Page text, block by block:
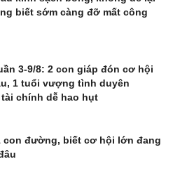
biết sớm càng đỡ mất công
3-9/8: 2 con giáp đón cơ hội
1 tuổi vượng tình duyên
chính dễ hao hụt
con đường, biết cơ hội lớn đang